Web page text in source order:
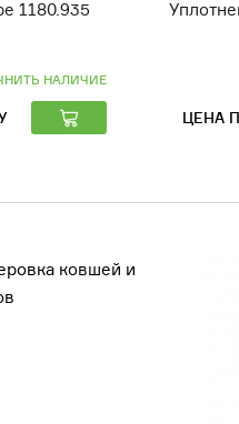
1180.935
НАЛИЧИЕ
ЦЕНА